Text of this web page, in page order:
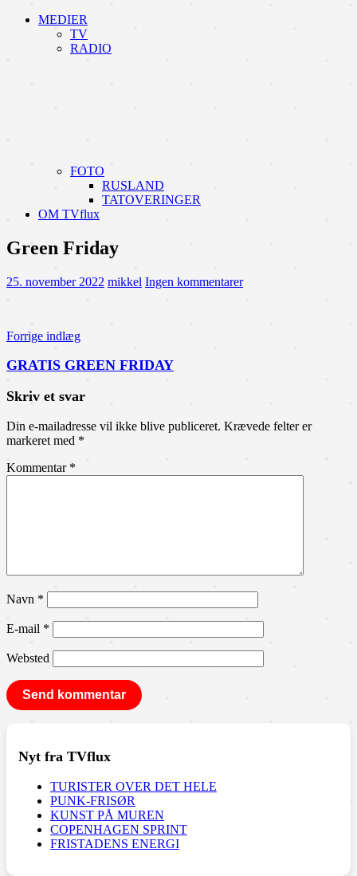
MEDIER
TV
RADIO
FOTO
RUSLAND
TATOVERINGER
OM TVflux
Green Friday
25. november 2022 mikkel Ingen kommentarer
Indlægsnavigation
Forrige indlæg
GRATIS GREEN FRIDAY
Skriv et svar
Din e-mailadresse vil ikke blive publiceret. Krævede felter er
markeret med *
Kommentar *
Navn *
E-mail *
Websted
Nyt fra TVflux
TURISTER OVER DET HELE
PUNK-FRISØR
KUNST PÅ MUREN
COPENHAGEN SPRINT
FRISTADENS ENERGI